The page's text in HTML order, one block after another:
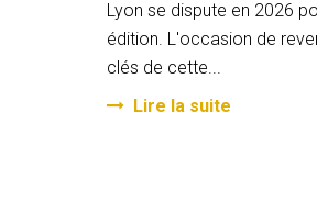
Lyon se dispute en 2026
édition. L'occasion de
clés de cette...
Lire la suite